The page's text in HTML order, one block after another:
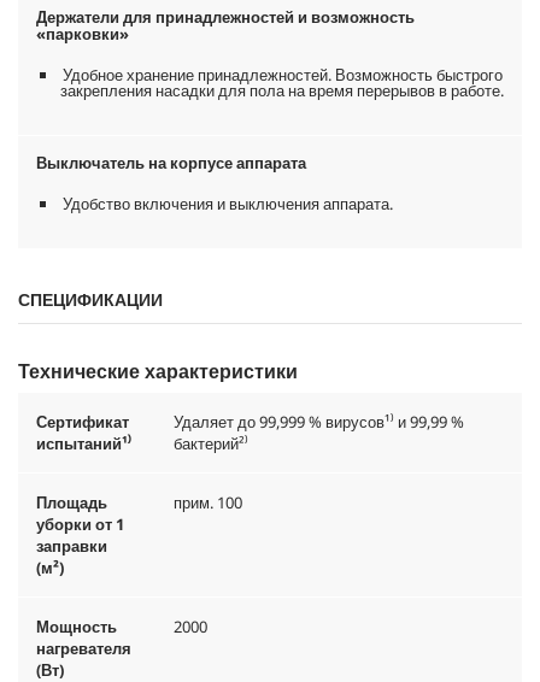
Держатели для принадлежностей и возможность
«парковки»
Удобное хранение принадлежностей. Возможность быстрого
закрепления насадки для пола на время перерывов в работе.
Выключатель на корпусе аппарата
Удобство включения и выключения аппарата.
СПЕЦИФИКАЦИИ
Технические характеристики
Сертификат
испытаний¹⁾
Удаляет до 99,999 % вирусов¹⁾ и 99,99 %
бактерий²⁾
Площадь
уборки от 1
заправки
(м²)
прим. 100
Мощность
нагревателя
(Вт)
2000